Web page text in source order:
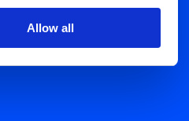
Allow all